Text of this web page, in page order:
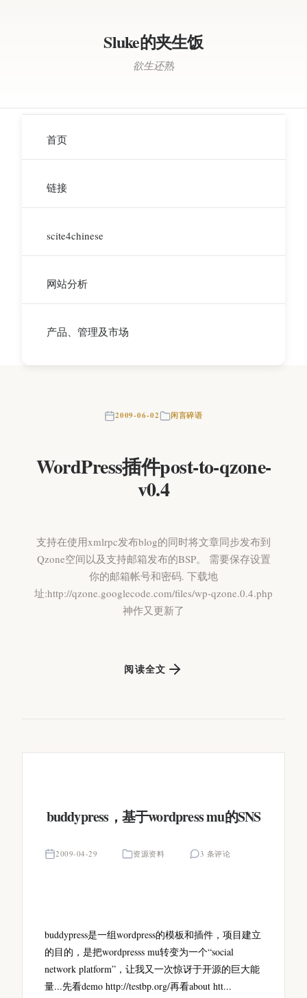
Sluke的夹生饭
欲生还熟
首页
链接
scite4chinese
网站分析
产品、管理及市场
2009-06-02 闲言碎语
WordPress插件post-to-qzone-
v0.4
支持在使用xmlrpc发布blog的同时将文章同步发布到
Qzone空间以及支持邮箱发布的BSP。 需要保存设置
你的邮箱帐号和密码. 下载地
址:http://qzone.googlecode.com/files/wp-qzone.0.4.php
神作又更新了
阅读全文
buddypress，基于wordpress mu的SNS
2009-04-29 资源资料 3 条评论
buddypress是一组wordpress的模板和插件，项目建立
的目的，是把wordpresss mu转变为一个“social
network platform”，让我又一次惊讶于开源的巨大能
量...先看demo http://testbp.org/再看about htt...